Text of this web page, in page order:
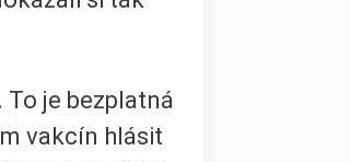
To je bezplatná
vakcín hlásit